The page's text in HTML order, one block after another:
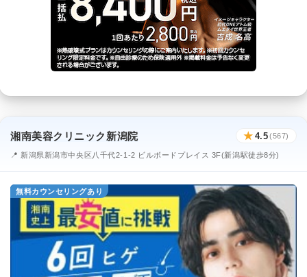
湘南美容クリニック新潟院 ★ 4.5(567)
📍 新潟県新潟市中央区八千代2-1-2 ビルボードプレイス 3F(新潟駅徒歩8分)
無料カウンセリングあり